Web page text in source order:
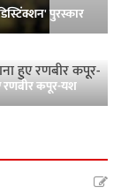
पुरस्कार
रणबीर कपूर-यश